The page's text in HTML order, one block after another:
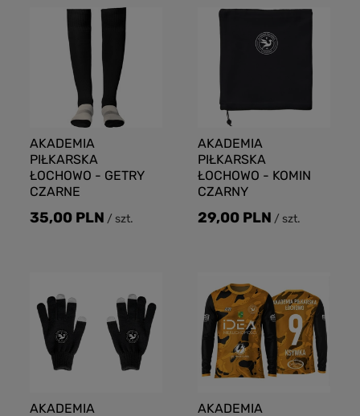
AKADEMIA
PIŁKARSKA
ŁOCHOWO - GETRY
CZARNE
35,00 PLN /szt.
AKADEMIA
PIŁKARSKA
ŁOCHOWO - KOMIN
CZARNY
29,00 PLN /szt.
AKADEMIA
AKADEMIA